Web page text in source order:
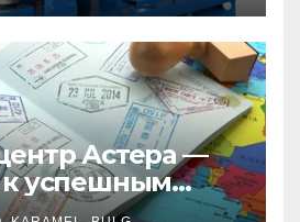
Астера —
успешным
Европу, Азию и